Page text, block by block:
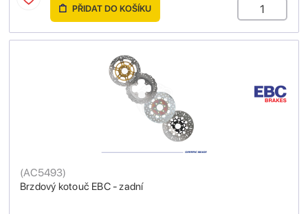
PŘIDAT DO KOŠÍKU
Brzdový kotouč EBC - zadní
(AC5493)